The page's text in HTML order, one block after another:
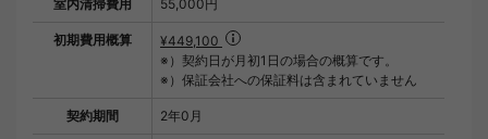
室内清掃費用 55,000円
初期費用概算
¥449,100
※）契約日が月初1日の場合の概算です。
※）保証会社への保証料は含まれていません
契約期間 2年0月